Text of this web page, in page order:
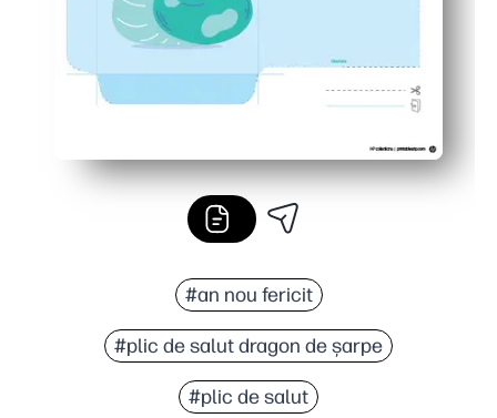
#an nou fericit
#plic de salut dragon de șarpe
#plic de salut